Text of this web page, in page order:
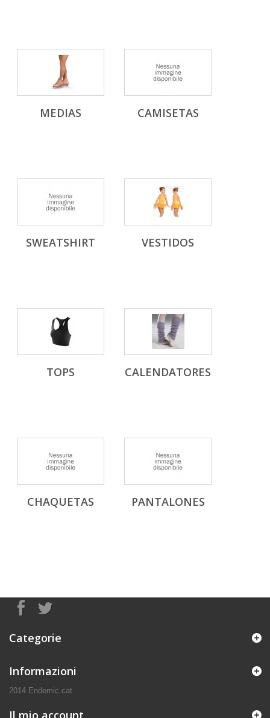
MEDIAS CAMISETAS
SWEATSHIRT VESTIDOS
TOPS CALENDATORES
CHAQUETAS PANTALONES
Categorie
Informazioni
2014 Endemic.cat
Il mio account